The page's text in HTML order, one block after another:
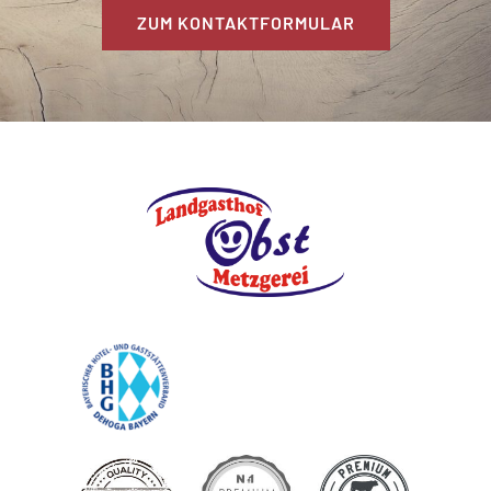
ZUM KONTAKTFORMULAR